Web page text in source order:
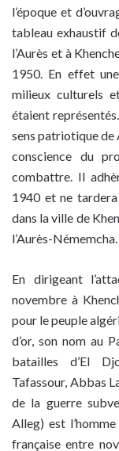
l’époque et
tableau exhaustif
l’Aurès et à
1950. En effet
milieux culturels
étaient
sens patriotique de
conscience du
combattre. Il
1940 et ne
dans la ville de
l’Aurès-Némemcha.
En dirigeant
novembre à
pour le peuple
d’or, son nom au
batailles d’El
Tafassour, Abbas
de la guerre
Alleg) est
française entre